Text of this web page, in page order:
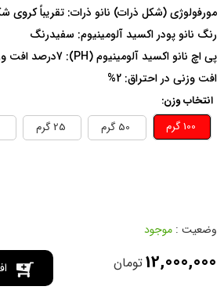
مورفولوژی (شکل ذرات) نانو ذرات: تقریباً کروی
رنگ نانو پودر اکسید آلومینیوم: سفیدرنگ
پی اچ نانو اکسید آلومینیوم (PH): 7درصد افت وزنی در خشک کردن:1%درصد
افت وزنی در احتراق: 2%
انتخاب وزن:
وضعیت : موجود
12,000,000تومان